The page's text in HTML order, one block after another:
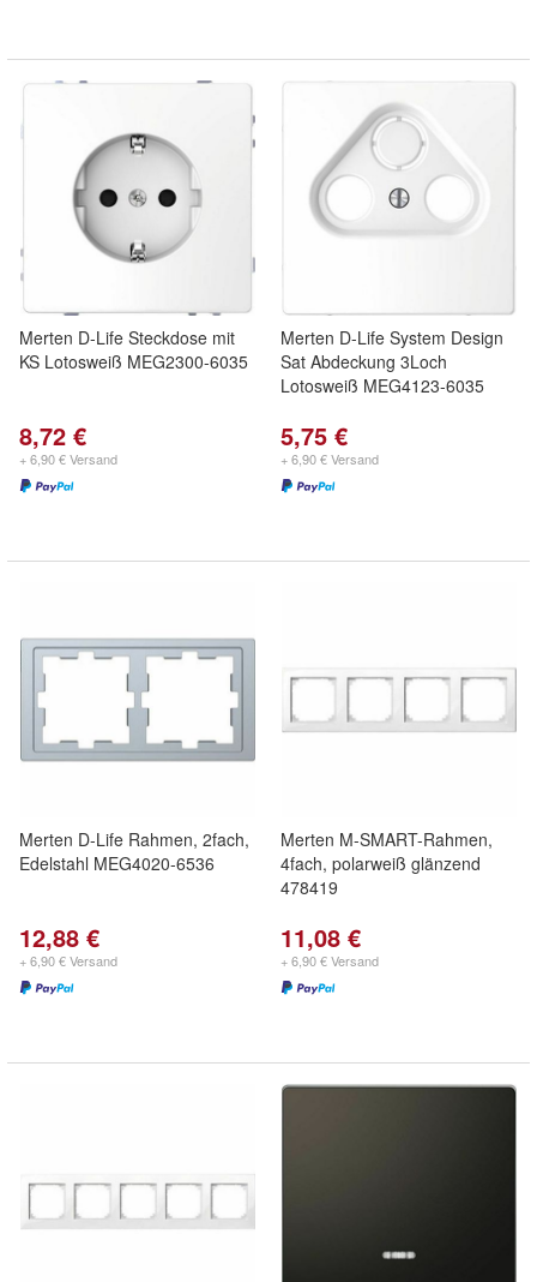
Merten D-Life Steckdose mit
KS Lotosweiß MEG2300-6035
8,72 €
+ 6,90 € Versand
Merten D-Life System Design
Sat Abdeckung 3Loch
Lotosweiß MEG4123-6035
5,75 €
+ 6,90 € Versand
Merten D-Life Rahmen, 2fach,
Edelstahl MEG4020-6536
12,88 €
+ 6,90 € Versand
Merten M-SMART-Rahmen,
4fach, polarweiß glänzend
478419
11,08 €
+ 6,90 € Versand